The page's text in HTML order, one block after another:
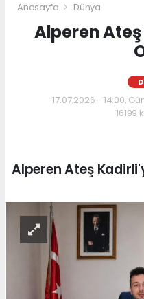
Anasayfa Dünya
Alperen
17.07.2026 - 14:00,
16199
Alperen Ateş